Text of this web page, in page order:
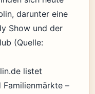
darunter eine
Show und der
(Quelle:
listet
Familienmärkte –